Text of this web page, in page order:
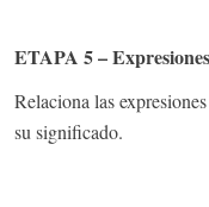
ETAPA 5 –
Relaciona las
su significado.